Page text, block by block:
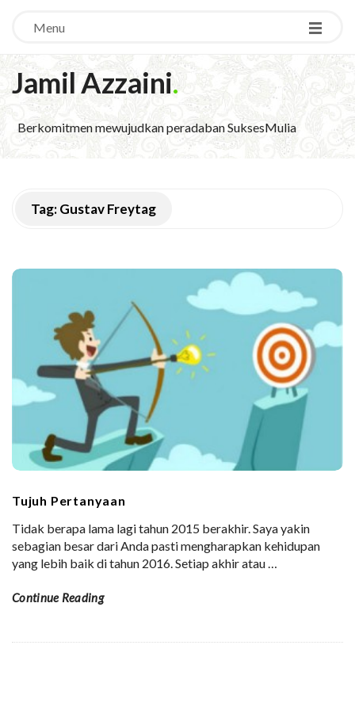
Menu
Jamil Azzaini.
Berkomitmen mewujudkan peradaban SuksesMulia
Tag:Gustav Freytag
Tujuh Pertanyaan
Tidak berapa lama lagi tahun 2015 berakhir. Saya yakin
sebagian besar dari Anda pasti mengharapkan kehidupan
yang lebih baik di tahun 2016. Setiap akhir atau…
Continue Reading